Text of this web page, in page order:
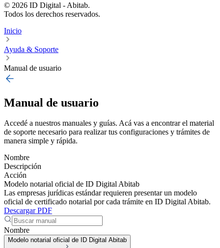
© 2026 ID Digital - Abitab.
Todos los derechos reservados.
Inicio
Ayuda & Soporte
Manual de usuario
Manual de usuario
Accedé a nuestros manuales y guías. Acá vas a encontrar el material
de soporte necesario para realizar tus configuraciones y trámites de
manera simple y rápida.
Nombre
Descripción
Acción
Modelo notarial oficial de ID Digital Abitab
Las empresas jurídicas estándar requieren presentar un modelo
oficial de certificado notarial por cada trámite en ID Digital Abitab.
Descargar PDF
Nombre
Modelo notarial oficial de ID Digital Abitab